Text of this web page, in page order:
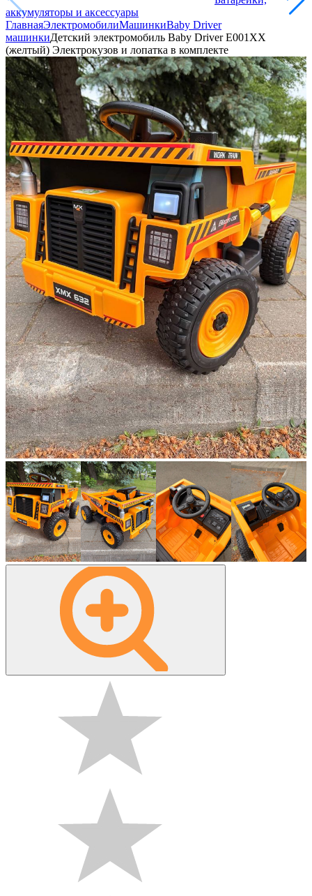
аккумуляторы и аксессуары
ГлавнаяЭлектромобилиМашинкиBaby Driver
машинкиДетский электромобиль Baby Driver E001XX
(желтый) Электрокузов и лопатка в комплекте